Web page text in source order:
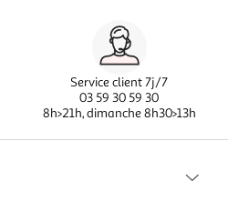
Service client 7j/7
03 59 30 59 30
8h>21h, dimanche 8h30>13h